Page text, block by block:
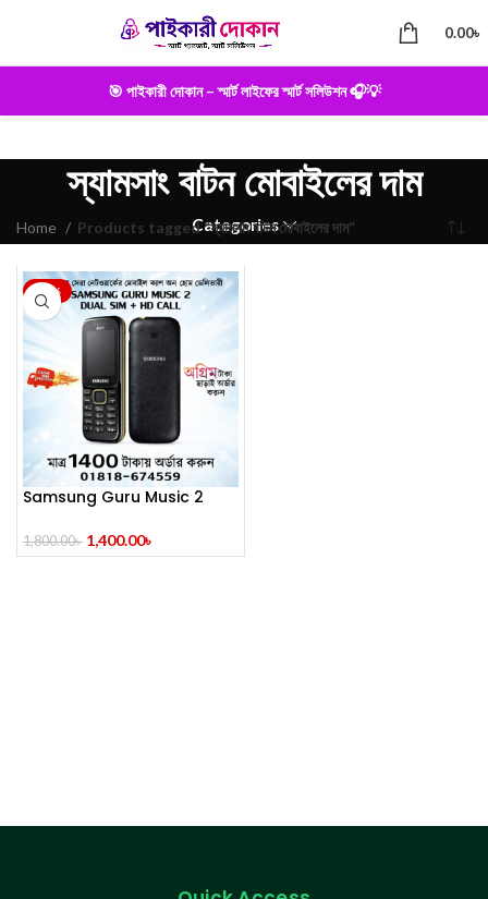
0.00৳
🎯 পাইকারী দোকান – স্মার্ট লাইফের স্মার্ট সলিউশন 🎧💡
স্যামসাং বাটন মোবাইলের দাম
Categories
Home Products tagged “স্যামসাং বাটন মোবাইলের দাম”
-22%
Samsung Guru Music 2
1,800.00৳ 1,400.00৳